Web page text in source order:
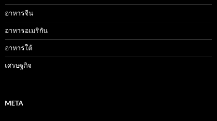
อาหารจีน
อาหารอเมริกัน
อาหารใต้
เศรษฐกิจ
META